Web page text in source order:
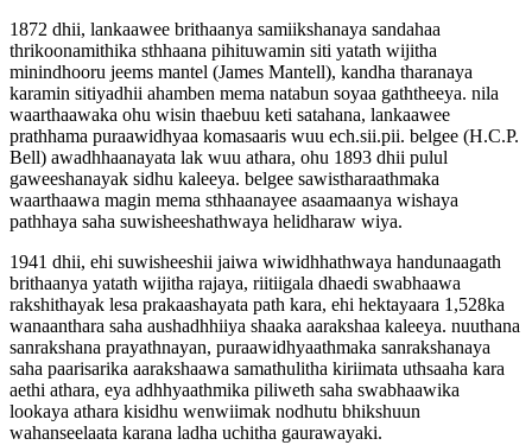
1872 dhii, lankaawee brithaanya samiikshanaya sandahaa
thrikoonamithika sthhaana pihituwamin siti yatath wijitha
minindhooru jeems mantel (James Mantell), kandha tharanaya
karamin sitiyadhii ahamben mema natabun soyaa gaththeeya. nila
waarthaawaka ohu wisin thaebuu keti satahana, lankaawee
prathhama puraawidhyaa komasaaris wuu ech.sii.pii. belgee (H.C.P.
Bell) awadhhaanayata lak wuu athara, ohu 1893 dhii pulul
gaweeshanayak sidhu kaleeya. belgee sawistharaathmaka
waarthaawa magin mema sthhaanayee asaamaanya wishaya
pathhaya saha suwisheeshathwaya helidharaw wiya.
1941 dhii, ehi suwisheeshii jaiwa wiwidhhathwaya handunaagath
brithaanya yatath wijitha rajaya, riitiigala dhaedi swabhaawa
rakshithayak lesa prakaashayata path kara, ehi hektayaara 1,528ka
wanaanthara saha aushadhhiiya shaaka aarakshaa kaleeya. nuuthana
sanrakshana prayathnayan, puraawidhyaathmaka sanrakshanaya
saha paarisarika aarakshaawa samathulitha kiriimata uthsaaha kara
aethi athara, eya adhhyaathmika piliweth saha swabhaawika
lookaya athara kisidhu wenwiimak nodhutu bhikshuun
wahanseelaata karana ladha uchitha gaurawayaki.